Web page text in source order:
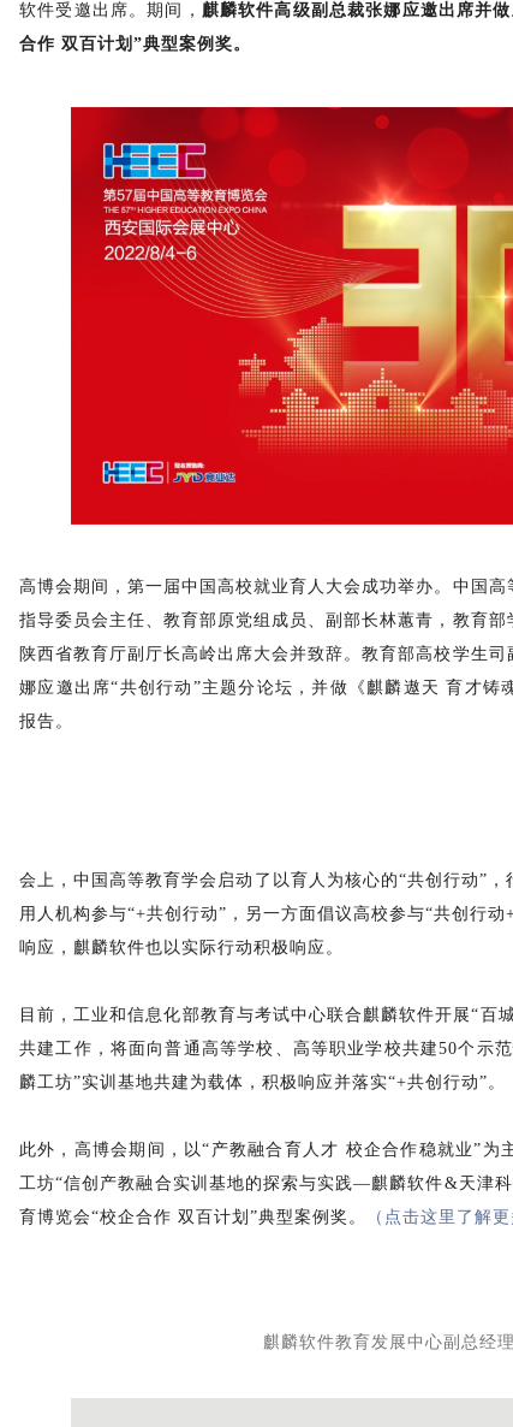
软件受邀出席。期间， 麒麟软件高级副总裁张娜应邀出席并
合作 双百计划”典型案例奖。
高博会期间，第一届中国高校就业育人大会成功举办。中国
指导委员会主任、教育部原党组成员、副部长林蕙青，教育
陕西省教育厅副厅长高岭出席大会并致辞。教育部高校学生
娜应邀出席“共创行动”主题分论坛，并做《麒麟遨天 育才
报告。
会上，中国高等教育学会启动了以育人为核心的“共创行动”
用人机构参与“+共创行动”，另一方面倡议高校参与“共创行
响应，麒麟软件也以实际行动积极响应。
目前，工业和信息化部教育与考试中心联合麒麟软件开展“百
共建工作，将面向普通高等学校、高等职业学校共建50个示
麟工坊”实训基地共建为载体，积极响应并落实“+共创行动”。
此外，高博会期间，以“产教融合育人才 校企合作稳就业”
工坊“信创产教融合实训基地的探索与实践—麒麟软件&天津
育博览会“校企合作 双百计划”典型案例奖。
（点击这里了解更
麒麟软件教育发展中心副总经